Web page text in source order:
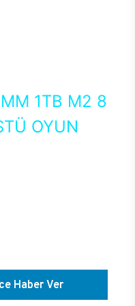
1TB M2 8
OYUN
Haber Ver